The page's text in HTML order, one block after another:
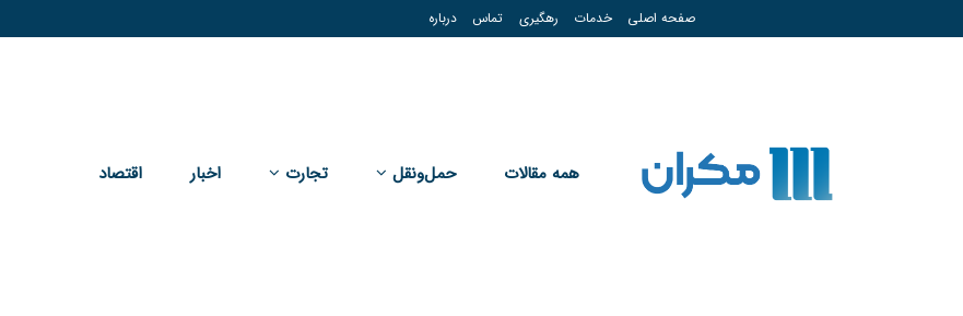
صفحه اصلی خدمات رهگیری تماس درباره
همه مقالات حمل‌و‌نقل تجارت اخبار اقتصاد